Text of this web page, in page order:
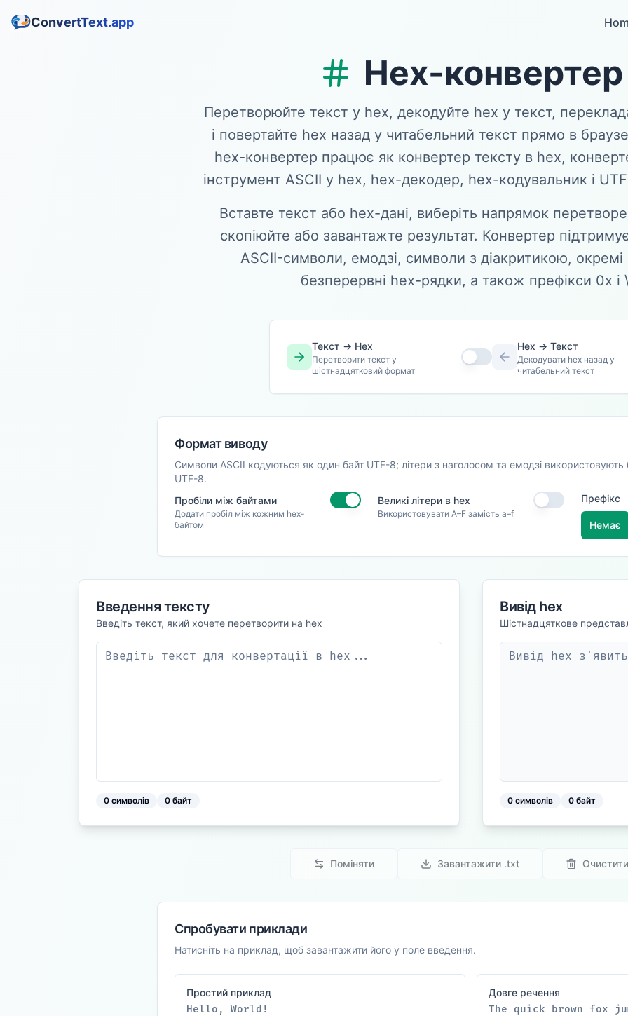
ConvertText.app
Hex-конвертер
Перетворюйте текст у hex, декодуйте hex у текст,
і повертайте hex назад у читабельний текст прямо в
hex-конвертер працює як конвертер тексту в hex,
інструмент ASCII у hex, hex-декодер, hex-кодувальник і
Вставте текст або hex-дані, виберіть напрямок
скопіюйте або завантажте результат. Конвертер
ASCII-символи, емодзі, символи з діакритикою,
безперервні hex-рядки, а також префікси 0x і
Текст → Hex
Перетворити текст у
шістнадцятковий формат
Hex → Текст
Декодувати hex назад у
читабельний текст
Формат виводу
Символи ASCII кодуються як один байт UTF-8; літери з наголосом та емодзі використовують
UTF-8.
Пробіли між байтами
Додати пробіл між кожним hex-
байтом
Великі літери в hex
Використовувати A–F замість a–f
Префікс
Немає
Введення тексту
Введіть текст, який хочете перетворити на hex
0 символів 0 байт
Вивід hex
Шістнадцяткове
0 символів 0 байт
Поміняти Завантажити .txt Очистити
Спробувати приклади
Натисніть на приклад, щоб завантажити його у поле введення.
Простий приклад
Hello, World!
Довге речення
The quick brown fox